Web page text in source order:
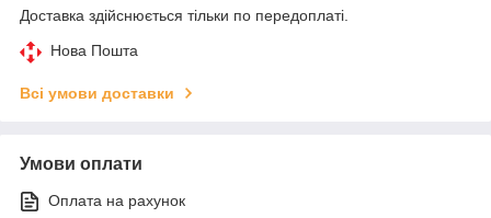
Доставка здійснюється тільки по передоплаті.
Нова Пошта
Всі умови доставки
Умови оплати
Оплата на рахунок